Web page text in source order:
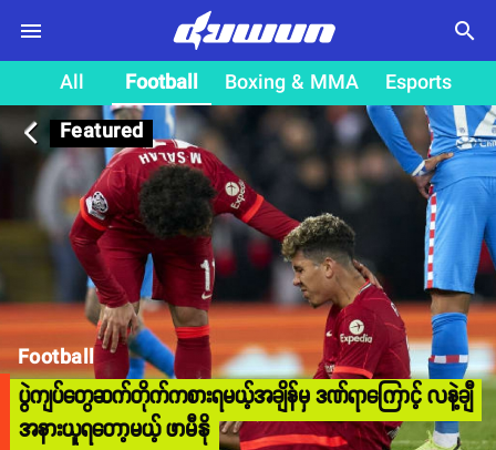
search
All Football Boxing & MMA
Esports
Featured
arrow_back_ios
Football
ပွဲကျပ်တွေဆက်တိုက်ကစားရမယ့်အချိန်မှ ဒဏ်ရာကြောင့် လနဲ့ချီ
အနားယူရတော့မယ့် ဖာမီနို